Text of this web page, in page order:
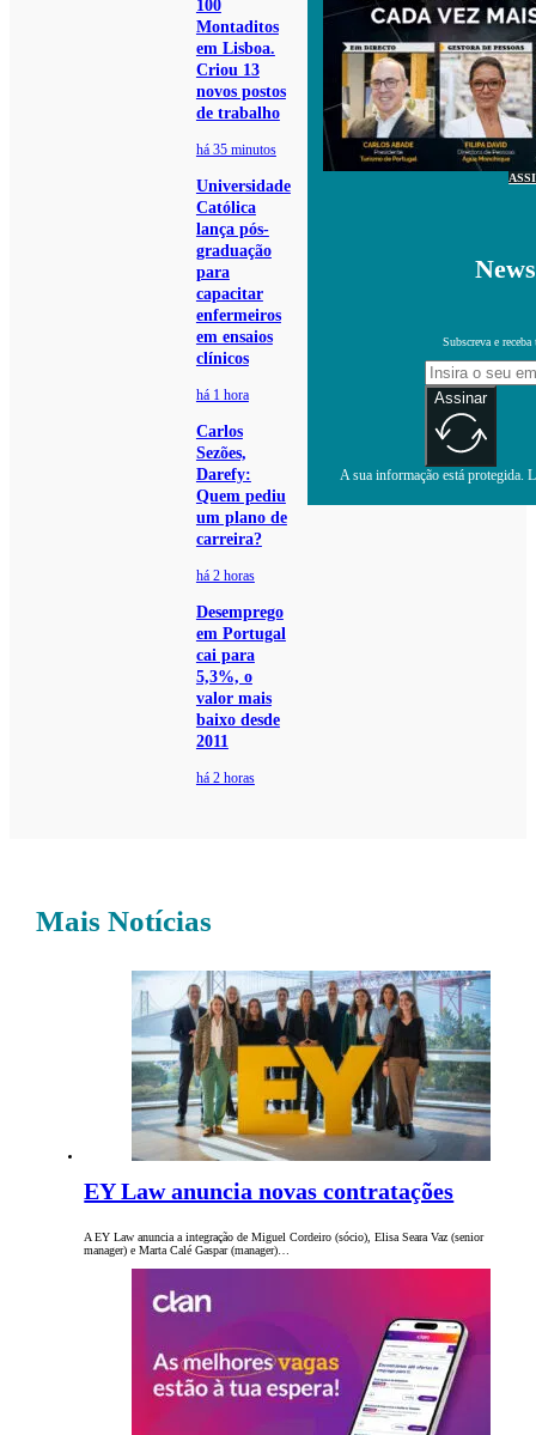
100
Montaditos
em Lisboa.
Criou 13
novos postos
de trabalho
há 35 minutos
Universidade
Católica
lança pós-
graduação
para
capacitar
enfermeiros
em ensaios
clínicos
há 1 hora
Carlos
Sezões,
Darefy:
Quem pediu
um plano de
carreira?
há 2 horas
Desemprego
em Portugal
cai para
5,3%, o
valor mais
baixo desde
2011
há 2 horas
Subscreva e
Assinar
A sua informação está protegida.
Mais Notícias
EY Law anuncia novas contratações
A EY Law anuncia a integração de Miguel Cordeiro (sócio), Elisa Seara Vaz (senior
manager) e Marta Calé Gaspar (manager)…